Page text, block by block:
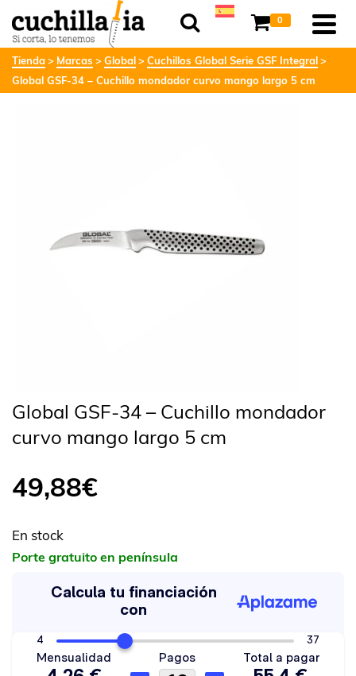
0
Tienda Marcas Global
Cuchillos Global Serie GSF Integral
Global GSF-34 – Cuchillo mondador curvo mango largo 5 cm
Global GSF-34 – Cuchillo mondador
curvo mango largo 5 cm
49,88€
En stock
Porte gratuito en península